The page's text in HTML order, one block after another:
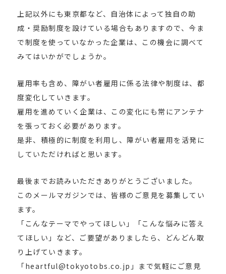
上記以外にも東京都など、自治体によって独自の助
成・奨励制度を設けている場合もありますので、今ま
で制度を使っていなかった企業は、この機会に調べて
みてはいかがでしょうか。
雇用率も含め、障がい者雇用に係る法律や制度は、都
度変化していきます。
雇用を進めていく企業は、この変化にも常にアンテナ
を張っておく必要があります。
是非、積極的に制度を利用し、障がい者雇用を活発に
していただければと思います。
最後までお読みいただきありがとうございました。
このメールマガジンでは、皆様のご意見を募集してい
ます。
「こんなテーマでやってほしい」「こんな悩みに答え
てほしい」など、ご要望がありましたら、どんどん取
り上げていきます。
「heartful@tokyotobs.co.jp」まで気軽にご意見